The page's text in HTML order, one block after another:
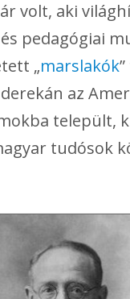
volt, aki
pedagógiai
„marslakók
az
települt,
tudósok